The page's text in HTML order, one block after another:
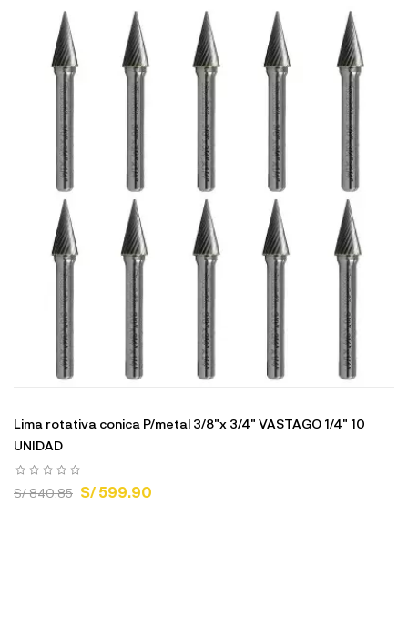
Lima rotativa conica P/metal 3/8"x 3/4" VASTAGO 1/4" 10
UNIDAD
S/ 840.85 S/ 599.90